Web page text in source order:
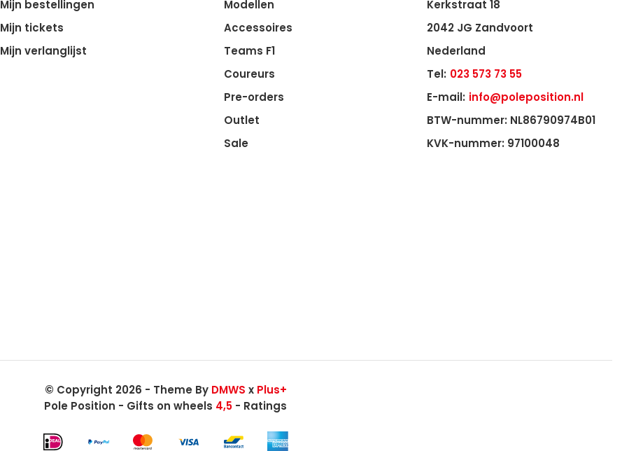
Mijn bestellingen
Mijn tickets
Mijn verlanglijst
Modellen
Accessoires
Teams F1
Coureurs
Pre-orders
Outlet
Sale
Kerkstraat 18
2042 JG Zandvoort
Nederland
Tel: 023 573 73 55
E-mail: info@poleposition.nl
BTW-nummer: NL86790974B01
KVK-nummer: 97100048
© Copyright 2026 - Theme By DMWS x Plus+
Pole Position - Gifts on wheels 4,5 - Ratings